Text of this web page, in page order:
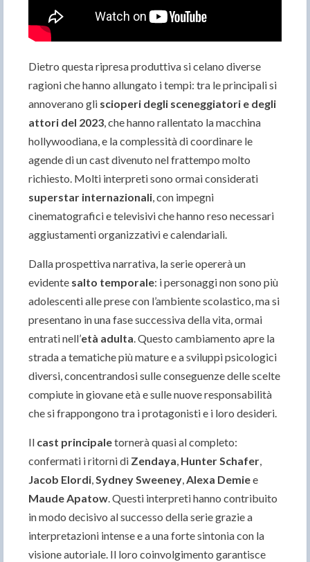
Dietro questa ripresa produttiva si celano diverse
ragioni che hanno allungato i tempi: tra le principali si
annoverano gli scioperi degli sceneggiatori e degli
attori del 2023, che hanno rallentato la macchina
hollywoodiana, e la complessità di coordinare le
agende di un cast divenuto nel frattempo molto
richiesto. Molti interpreti sono ormai considerati
superstar internazionali, con impegni
cinematografici e televisivi che hanno reso necessari
aggiustamenti organizzativi e calendariali.
Dalla prospettiva narrativa, la serie opererà un
evidente salto temporale: i personaggi non sono più
adolescenti alle prese con l’ambiente scolastico, ma si
presentano in una fase successiva della vita, ormai
entrati nell’età adulta. Questo cambiamento apre la
strada a tematiche più mature e a sviluppi psicologici
diversi, concentrandosi sulle conseguenze delle scelte
compiute in giovane età e sulle nuove responsabilità
che si frappongono tra i protagonisti e i loro desideri.
Il cast principaletornerà quasi al completo:
confermati i ritorni di Zendaya, Hunter Schafer,
Jacob Elordi,Sydney Sweeney,Alexa Demiee
Maude Apatow. Questi interpreti hanno contribuito
in modo decisivo al successo della serie grazie a
interpretazioni intense e a una forte sintonia con la
visione autoriale. Il loro coinvolgimento garantisce